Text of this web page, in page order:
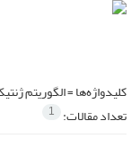
کلیدواژه‌ها =الگوریتم
تعداد مقالات: 1